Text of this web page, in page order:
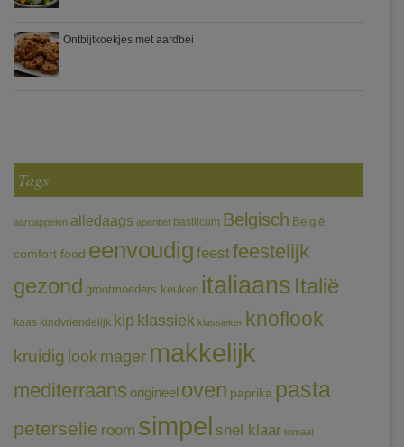
Ontbijtkoekjes met aardbei
Tags
aardappelen alledaags aperitief basilicum Belgisch België
comfort food eenvoudig feestfeestelijk
gezond grootmoeders keuken italiaans Italië
kaas kindvriendelijk kip klassiek klassieker knoflook
kruidig look mager makkelijk
mediterraans origineel oven paprika pasta
peterselie room simpel snel klaar tomaat